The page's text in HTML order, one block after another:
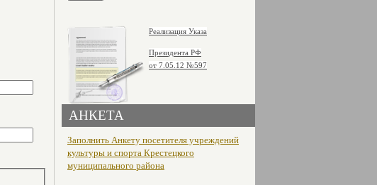
Реализация Указа
Президента РФ
от 7.05.12 №597
АНКЕТА
Заполнить Анкету посетителя учреждений
культуры и спорта Крестецкого
муниципального района